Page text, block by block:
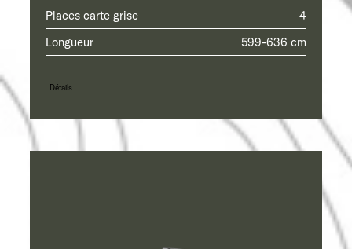
Places carte grise
4
Longueur
599-636 cm
Détails